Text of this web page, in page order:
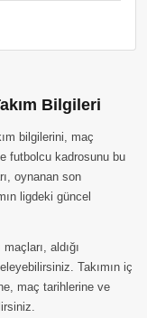
Bilgileri
bilgilerini, maç
futbolcu kadrosunu bu
oynanan son
ligdeki güncel
aldığı
Takımın iç
maç tarihlerine ve